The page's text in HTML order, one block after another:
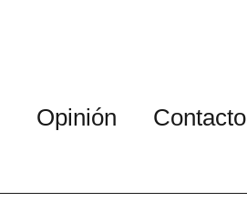
Opinión Contacto